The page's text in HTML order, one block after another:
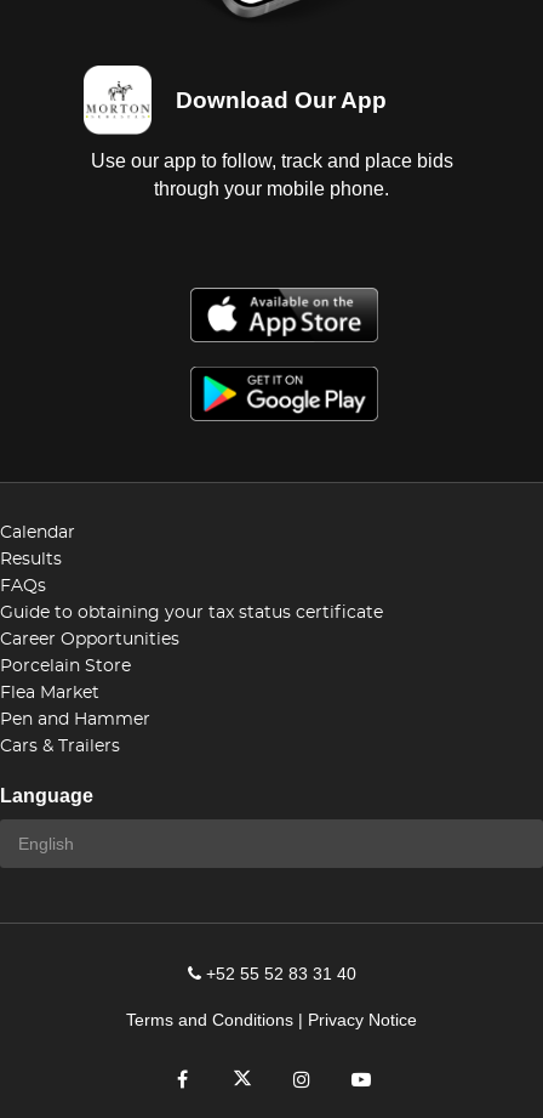
Download Our App
Use our app to follow, track and place bids
through your mobile phone.
Calendar
Results
FAQs
Guide to obtaining your tax status certificate
Career Opportunities
Porcelain Store
Flea Market
Pen and Hammer
Cars & Trailers
Language
+52 55 52 83 31 40
Terms and Conditions | Privacy Notice